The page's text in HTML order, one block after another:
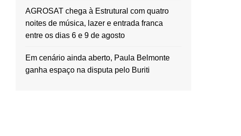
AGROSAT chega à Estrutural com quatro
noites de música, lazer e entrada franca
entre os dias 6 e 9 de agosto
Em cenário ainda aberto, Paula Belmonte
ganha espaço na disputa pelo Buriti